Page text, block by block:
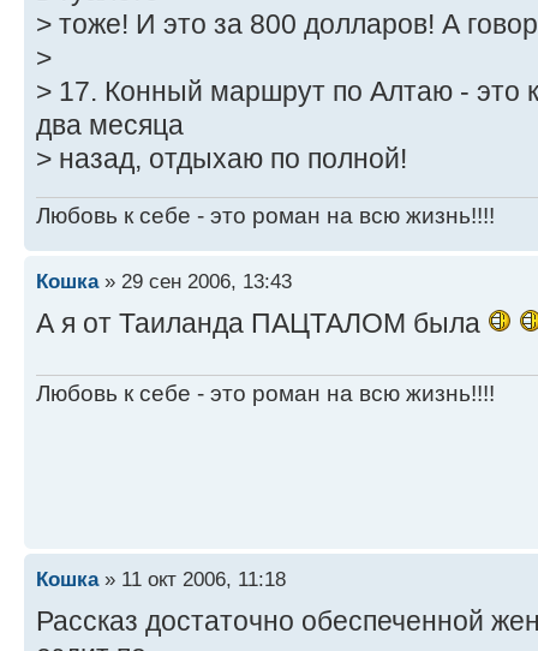
> тоже! И это за 800 долларов! А
>
> 17. Конный маршрут по Алтаю - это
два месяца
> назад, отдыхаю по полной!
Любовь к себе - это роман на всю жизнь!!!!
Кошка» 29 сен 2006, 13:43
А я от Таиланда ПАЦТАЛОМ была
Любовь к себе - это роман на всю жизнь!!!!
Кошка» 11 окт 2006, 11:18
Рассказ достаточно обеспеченной